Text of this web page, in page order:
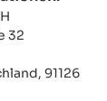
32
91126